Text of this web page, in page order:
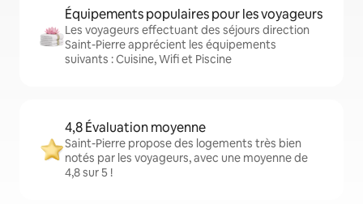
Équipements populaires pour les voyageurs
Les voyageurs effectuant des séjours direction
Saint-Pierre apprécient les équipements
suivants : Cuisine, Wifi et Piscine
4,8 Évaluation moyenne
Saint-Pierre propose des logements très bien
notés par les voyageurs, avec une moyenne de
4,8 sur 5 !